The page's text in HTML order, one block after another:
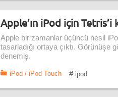
Apple’ın iPod için Tetris’i
Apple bir zamanlar üçüncü nesil
tasarladığı ortaya çıktı. Görünüşe
denemiş.
iPod / iPod Touch # ipod